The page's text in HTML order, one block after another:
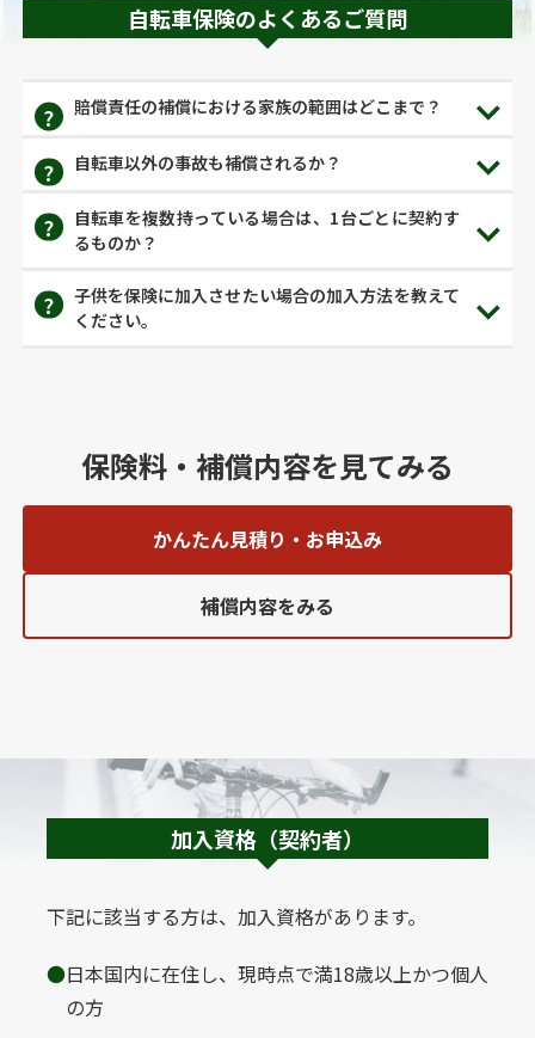
自転車保険のよくあるご質問
賠償責任の補償における家族の範囲はどこまで？
自転車以外の事故も補償されるか？
自転車を複数持っている場合は、1台ごとに契約す
るものか？
子供を保険に加入させたい場合の加入方法を教えて
ください。
保険料・補償内容を見てみる
補償内容をみる
かんたん見積り・お申込み
加入資格（契約者）
下記に該当する方は、加入資格があります。
日本国内に在住し、現時点で満18歳以上かつ個人
の方